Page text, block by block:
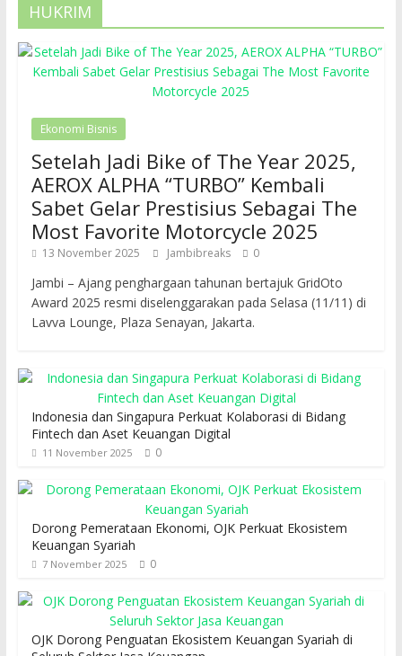
HUKRIM
Ekonomi Bisnis
Setelah Jadi Bike of The Year 2025,
AEROX ALPHA “TURBO” Kembali
Sabet Gelar Prestisius Sebagai The
Most Favorite Motorcycle 2025
13 November 2025 Jambibreaks 0
Jambi – Ajang penghargaan tahunan bertajuk GridOto
Award 2025 resmi diselenggarakan pada Selasa (11/11) di
Lavva Lounge, Plaza Senayan, Jakarta.
Indonesia dan Singapura Perkuat Kolaborasi di Bidang
Fintech dan Aset Keuangan Digital
11 November 2025 0
Dorong Pemerataan Ekonomi, OJK Perkuat Ekosistem
Keuangan Syariah
7 November 2025 0
OJK Dorong Penguatan Ekosistem Keuangan Syariah di